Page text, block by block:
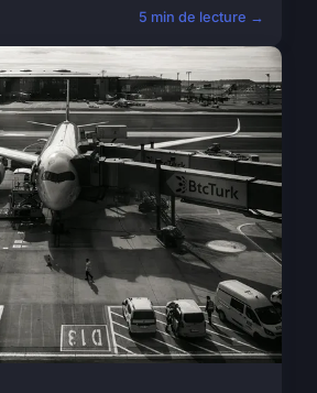
5 min de lecture →